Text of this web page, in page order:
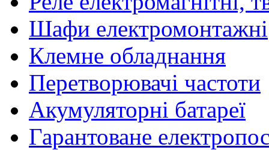
Шафи електромонтажні
Клемне обладнання
Перетворювачі частоти
Акумуляторні батареї
Гарантоване